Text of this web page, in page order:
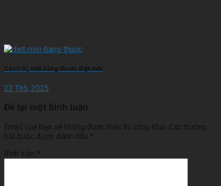
Cách trị mối bằng thuốc diệt mối
23 Th5, 2025
Để lại một bình luận
Email của bạn sẽ không được hiển thị công khai.
Các trường
bắt buộc được đánh dấu
Bình luận